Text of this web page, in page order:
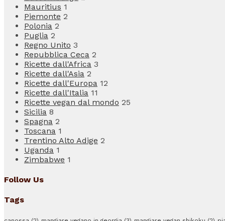
Mauritius 1
Piemonte 2
Polonia 2
Puglia 2
Regno Unito 3
Repubblica Ceca 2
Ricette dall'Africa 3
Ricette dall'Asia 2
Ricette dall'Europa 12
Ricette dall'Italia 11
Ricette vegan dal mondo 25
Sicilia 8
Spagna 2
Toscana 1
Trentino Alto Adige 2
Uganda 1
Zimbabwe 1
Follow Us
Tags